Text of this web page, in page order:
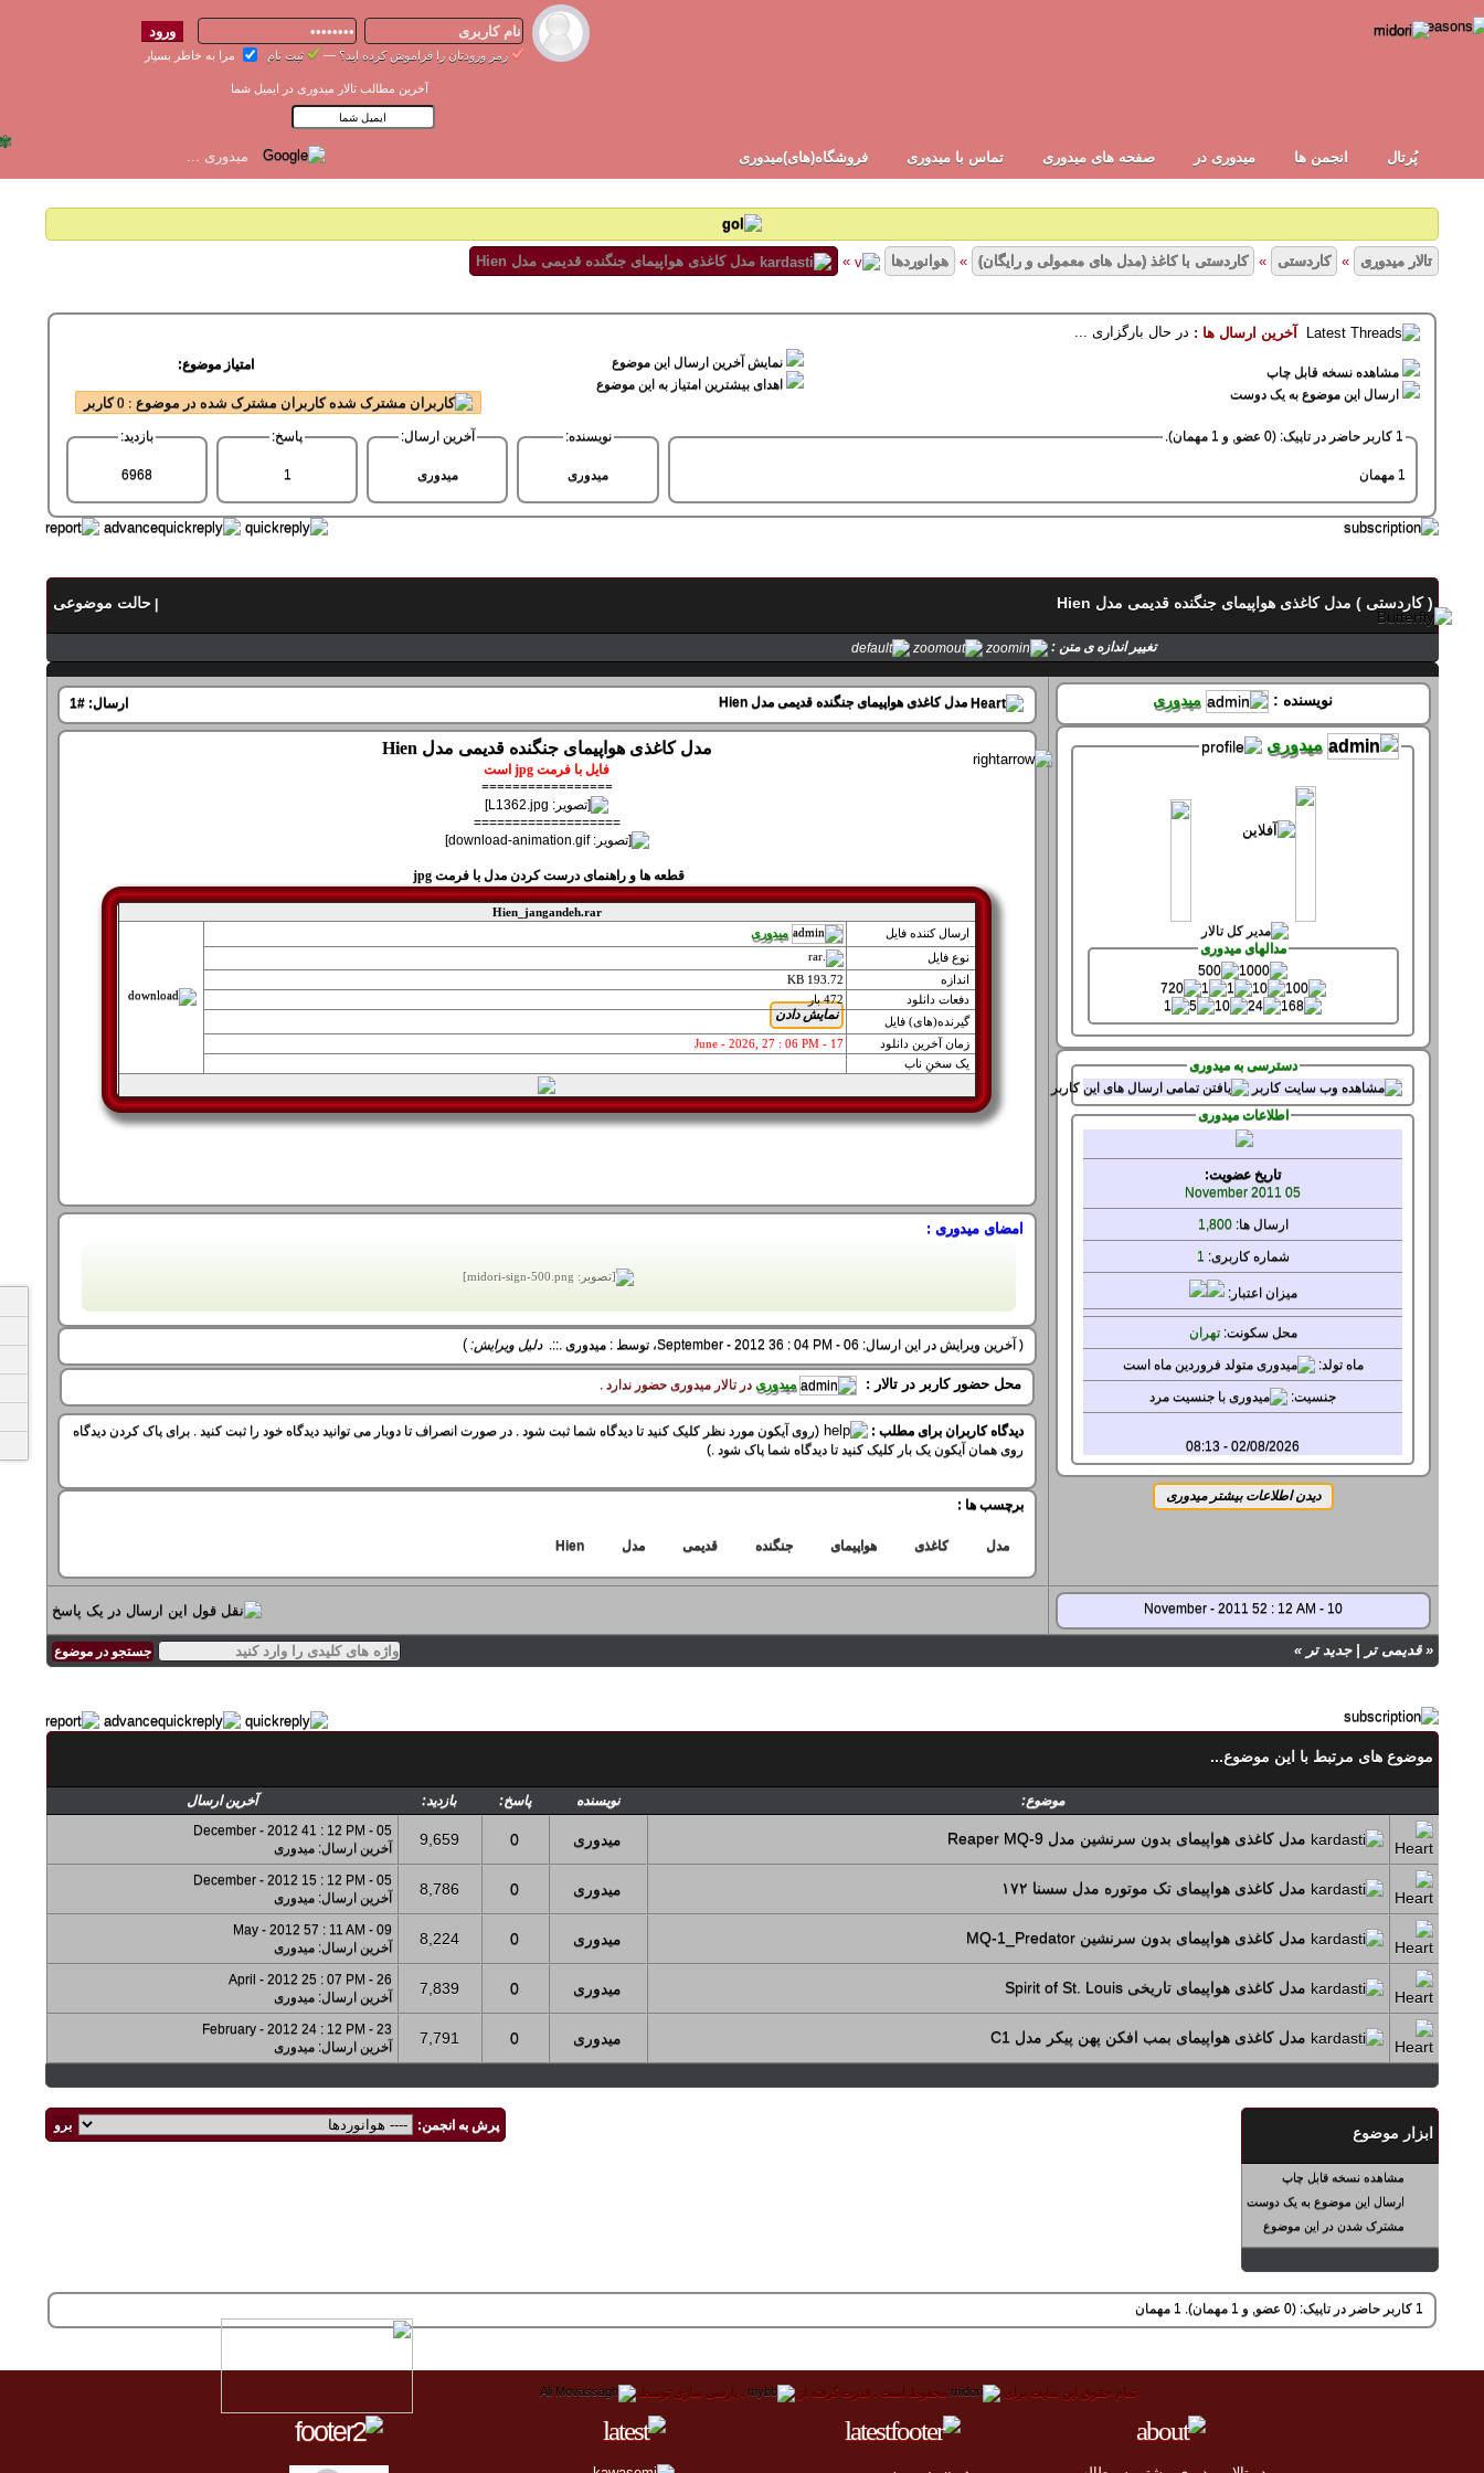
رمز ورودتان را فراموش کرده اید؟ — ثبت نام مرا به خاطر بسپار
آخرین مطالب تالار میدوری در ایمیل شما
پُرتال انجمن ها ميدوری در صفحه های میدوری تماس با میدوری فروشگاه(های)میدوری
تالار میدوری » کاردستی » کاردستی با کاغذ (مدل های معمولی و رایگان) » هوانوردها » مدل کاغذی هواپیمای جنگنده قدیمی مدل Hien
آخرین ارسال ها : در حال بارگزاری ...
مشاهده نسخه قابل چاپ
ارسال این موضوع به یک دوست
نمایش آخرین ارسال این موضوع امتیاز موضوع:
اهدای بیشترین امتیاز به این موضوع
کاربران مشترک شده در موضوع : 0 کاربر
1 کاربر حاضر در تاپیک: (0 عضو, و 1 مهمان).
1 مهمان
نویسنده:
میدوری
آخرین ارسال:
میدوری
پاسخ:
1
بازدید:
6968
|حالت موضوعی ( کاردستی ) مدل کاغذی هواپیمای جنگنده قدیمی مدل Hien
تغییر اندازه ی متن :
نویسنده : میدوری
میدوری
مدالهای میدوری
دسترسی به میدوری
اطلاعات میدوری
تاریخ عضویت:
05 November 2011
ارسال ها:1,800
شماره کاربری: 1
میزاناعتبار:
محل سکونت:تهران
ماه تولد:
جنسيت:
02/08/2026 - 08:13
تماس با میدوری
حالت میدوری
صفحه های میدوری
سپاس های میدوری
سپاس کرده 61 بار
سپاس شده 361 بار
ارسال: #1 مدل کاغذی هواپیمای جنگنده قدیمی مدل Hien
مدل کاغذی هواپیمای جنگنده قدیمی مدل Hien
فایل با فرمت jpg است
=================
===================
قطعه ها و راهنمای درست کردن مدل با فرمت jpg
Hien_jangandeh.rar
ارسال کننده فايل
میدوری
نوع فايل
اندازه
193.72 KB
دفعات دانلود
472 بار
گيرنده(های) فايل
زمان آخرین دانلود
17 - June - 2026, 27 : 06 PM
یک سخنِ ناب
امضای میدوری :
( آخرین ویرایش در این ارسال: 06 - September - 2012 36 : 04 PM، توسط : میدوری دلیل ویرایش:)
محل حضور کاربر در تالار : میدوری در تالار ميدوری حضور ندارد .
ديدگاه کاربران برای مطلب :
(روی آیکون مورد نظر کلیک کنید تا دیدگاه شما ثبت شود . در صورت انصراف تا دوبار می توانید دیدگاه خود را ثبت کنید . برای پاک کردن دیدگاه
روی همان آیکون یک بار کلیک کنید تا دیدگاه شما پاک شود .)
برچسب ها :
مدل کاغذی هواپیمای جنگنده قدیمی مدل Hien
10 - November - 2011 52 : 12 AM
«قدیمی تر |جدید تر »
موضوع های مرتبط با این موضوع...
موضوع: نویسنده پاسخ: بازدید: آخرین ارسال
مدل کاغذی هواپیمای بدون سرنشین مدل Reaper MQ-9 میدوری 0
9,659
05 - December - 2012 41 : 12 PM
آخرین ارسال:میدوری
مدل کاغذی هواپیمای تک موتوره مدل سسنا ۱۷۲ میدوری 0
8,786
05 - December - 2012 15 : 12 PM
آخرین ارسال:میدوری
مدل کاغذی هواپیمای بدون سرنشین MQ-1_Predator میدوری 0
8,224
09 - May - 2012 57 : 11 AM
آخرین ارسال:میدوری
مدل کاغذی هواپیمای تاریخی Spirit of St. Louis میدوری 0
7,839
26 - April - 2012 25 : 07 PM
آخرین ارسال:میدوری
مدل کاغذی هواپیمای بمب افکن پهن پیکر مدل C1 میدوری 0
7,791
23 - February - 2012 24 : 12 PM
آخرین ارسال:میدوری
ابزار موضوع
مشاهده نسخه قابل چاپ
ارسال این موضوع به یک دوست
مشترک شدن در این موضوع
پرش به انجمن:
1 کاربر حاضر در تاپیک: (0 عضو, و 1 مهمان). 1 مهمان
تمام حقوق اين سايت برای محفوظ است . قدرت گرفته از پارسی سازی توسط